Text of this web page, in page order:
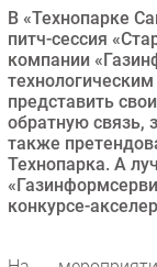
Здоровье
РАЗДЕЛЫ
Новости
Аналитика
Интервью
Мероприятия
В «Технопарке
питч-сессия
компании
представить
обратную связь,
также
Технопарка. А
конкурсе-